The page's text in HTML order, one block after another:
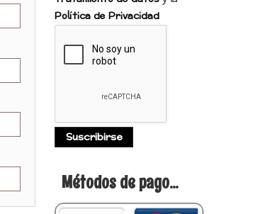
Política de Privacidad
Métodos de pago...